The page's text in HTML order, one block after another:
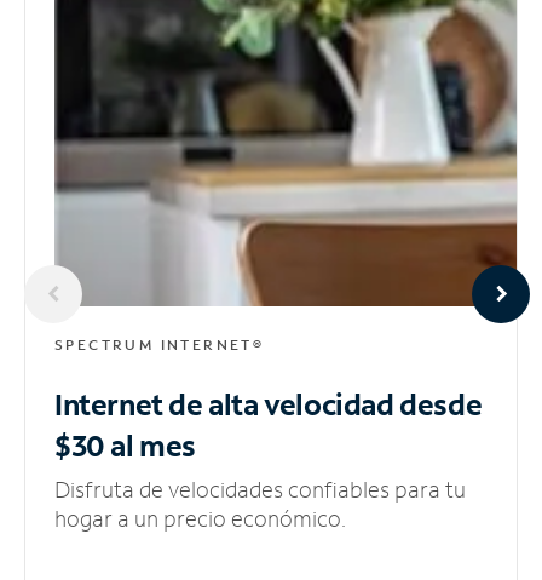
SPECTRUM INTERNET®
Internet de alta velocidaddesde
$30 al mes
Disfruta de velocidades confiables para tu
hogar a un precio económico.